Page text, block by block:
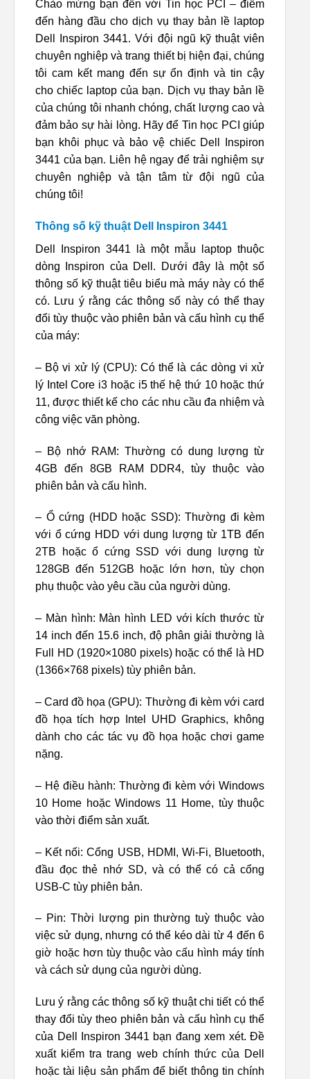
Chào mừng bạn đến với Tin học PCI – điểm
đến hàng đầu cho dịch vụ thay bản lề laptop
Dell Inspiron 3441. Với đội ngũ kỹ thuật viên
chuyên nghiệp và trang thiết bị hiện đại, chúng
tôi cam kết mang đến sự ổn định và tin cậy
cho chiếc laptop của bạn. Dịch vụ thay bản lề
của chúng tôi nhanh chóng, chất lượng cao và
đảm bảo sự hài lòng. Hãy để Tin học PCI giúp
bạn khôi phục và bảo vệ chiếc Dell Inspiron
3441 của bạn. Liên hệ ngay để trải nghiệm sự
chuyên nghiệp và tận tâm từ đội ngũ của
chúng tôi!
Thông số kỹ thuật Dell Inspiron 3441
Dell Inspiron 3441 là một mẫu laptop thuộc
dòng Inspiron của Dell. Dưới đây là một số
thông số kỹ thuật tiêu biểu mà máy này có thể
có. Lưu ý rằng các thông số này có thể thay
đổi tùy thuộc vào phiên bản và cấu hình cụ thể
của máy:
– Bộ vi xử lý (CPU): Có thể là các dòng vi xử
lý Intel Core i3 hoặc i5 thế hệ thứ 10 hoặc thứ
11, được thiết kế cho các nhu cầu đa nhiệm và
công việc văn phòng.
– Bộ nhớ RAM: Thường có dung lượng từ
4GB đến 8GB RAM DDR4, tùy thuộc vào
phiên bản và cấu hình.
– Ổ cứng (HDD hoặc SSD): Thường đi kèm
với ổ cứng HDD với dung lượng từ 1TB đến
2TB hoặc ổ cứng SSD với dung lượng từ
128GB đến 512GB hoặc lớn hơn, tùy chọn
phụ thuộc vào yêu cầu của người dùng.
– Màn hình: Màn hình LED với kích thước từ
14 inch đến 15.6 inch, độ phân giải thường là
Full HD (1920×1080 pixels) hoặc có thể là HD
(1366×768 pixels) tùy phiên bản.
– Card đồ họa (GPU): Thường đi kèm với card
đồ họa tích hợp Intel UHD Graphics, không
dành cho các tác vụ đồ họa hoặc chơi game
nặng.
– Hệ điều hành: Thường đi kèm với Windows
10 Home hoặc Windows 11 Home, tùy thuộc
vào thời điểm sản xuất.
– Kết nối: Cổng USB, HDMI, Wi-Fi, Bluetooth,
đầu đọc thẻ nhớ SD, và có thể có cả cổng
USB-C tùy phiên bản.
– Pin: Thời lượng pin thường tuỳ thuộc vào
việc sử dụng, nhưng có thể kéo dài từ 4 đến 6
giờ hoặc hơn tùy thuộc vào cấu hình máy tính
và cách sử dụng của người dùng.
Lưu ý rằng các thông số kỹ thuật chi tiết có thể
thay đổi tùy theo phiên bản và cấu hình cụ thể
của Dell Inspiron 3441 bạn đang xem xét. Đề
xuất kiểm tra trang web chính thức của Dell
hoặc tài liệu sản phẩm để biết thông tin chính